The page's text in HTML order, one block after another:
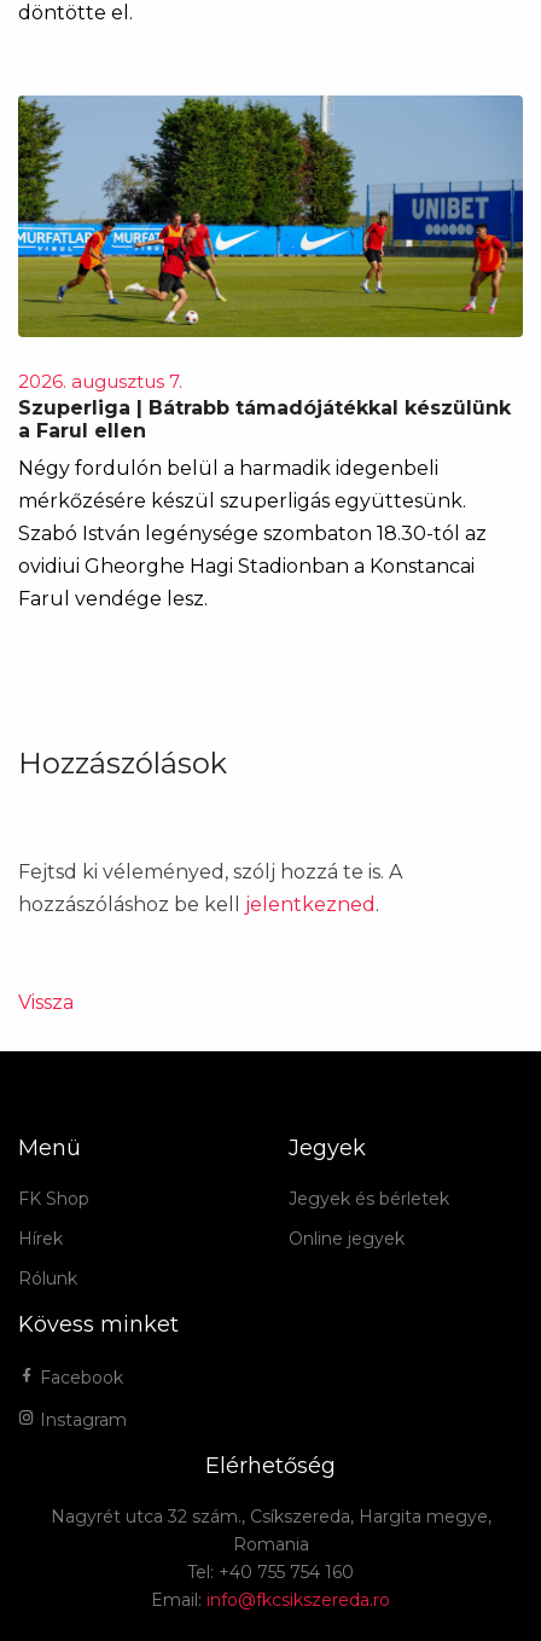
döntötte el.
2026. augusztus 7.
Szuperliga | Bátrabb támadójátékkal készülünk
a Farul ellen
Négy fordulón belül a harmadik idegenbeli
mérkőzésére készül szuperligás együttesünk.
Szabó István legénysége szombaton 18.30-tól az
ovidiui Gheorghe Hagi Stadionban a Konstancai
Farul vendége lesz.
Hozzászólások
Fejtsd ki véleményed, szólj hozzá te is. A
hozzászóláshoz be kell jelentkezned .
Vissza
Menü
FK Shop
Hírek
Rólunk
Jegyek
Jegyek és bérletek
Online jegyek
Kövess minket
Facebook
Instagram
Elérhetőség
Nagyrét utca 32 szám., Csíkszereda, Hargita megye,
Romania
Tel: +40 755 754 160
Email: info@fkcsikszereda.ro